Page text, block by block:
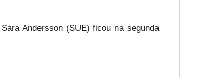
Andersson (SUE) ficou na segunda